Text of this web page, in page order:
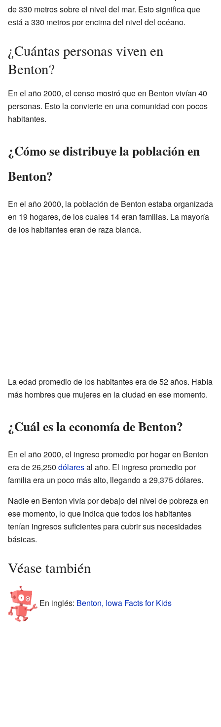
de 330 metros sobre el nivel del mar. Esto significa que
está a 330 metros por encima del nivel del océano.
¿Cuántas personas viven en
Benton?
En el año 2000, el censo mostró que en Benton vivían 40
personas. Esto la convierte en una comunidad con pocos
habitantes.
¿Cómo se distribuye la población en
Benton?
En el año 2000, la población de Benton estaba organizada
en 19 hogares, de los cuales 14 eran familias. La mayoría
de los habitantes eran de raza blanca.
La edad promedio de los habitantes era de 52 años. Había
más hombres que mujeres en la ciudad en ese momento.
¿Cuál es la economía de Benton?
En el año 2000, el ingreso promedio por hogar en Benton
era de 26,250 dólaresal año. El ingreso promedio por
familia era un poco más alto, llegando a 29,375 dólares.
Nadie en Benton vivía por debajo del nivel de pobreza en
ese momento, lo que indica que todos los habitantes
tenían ingresos suficientes para cubrir sus necesidades
básicas.
Véase también
En inglés: Benton, Iowa Facts for Kids